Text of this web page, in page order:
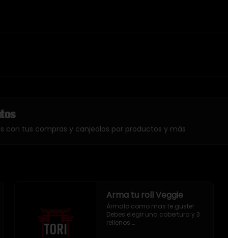
con tus compras y canjealos por productos y más
Arma tu roll Veggie
Ármalo como mas te guste!
Debes elegir una cobertura y 3
rellenos.